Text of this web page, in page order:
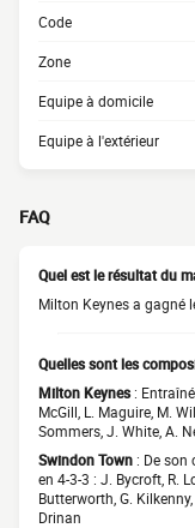
Code
Zone
Equipe à domicile
Equipe à l'extérieur
FAQ
Quel est le résultat du
Milton Keynes a gagné
Quelles sont les
Milton Keynes:
McGill, L. Maguire, M.
Sommers, J. White, A.
Swindon Town : De son
en 4-3-3 : J. Bycroft, R.
Butterworth, G.
Drinan